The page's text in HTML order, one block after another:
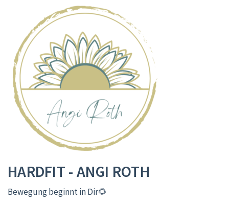
HARDFIT - ANGI ROTH
Bewegung beginnt in Dir🌻